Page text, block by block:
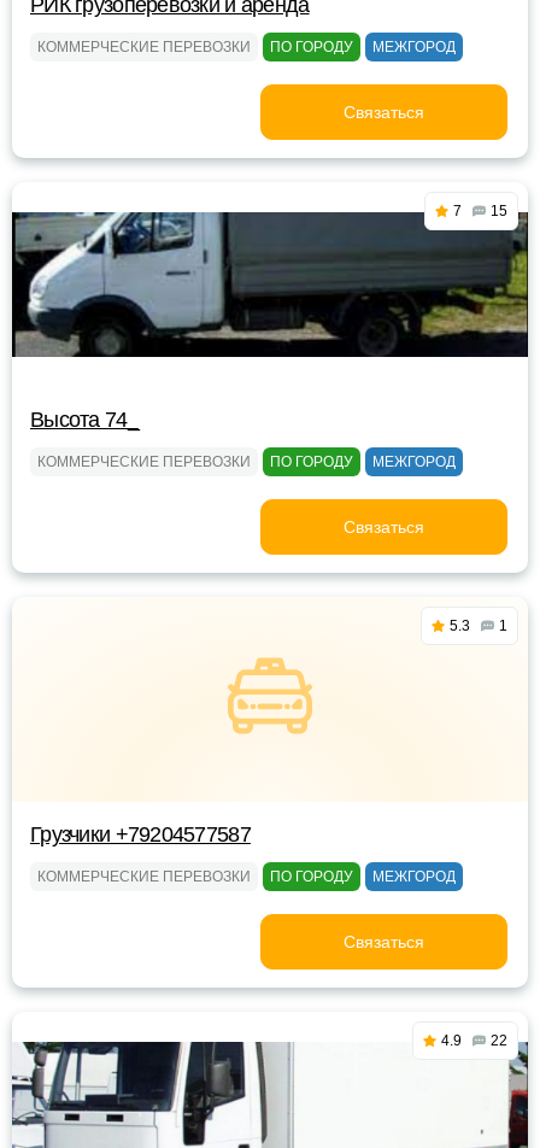
РИК грузоперевозки и аренда
КОММЕРЧЕСКИЕ ПЕРЕВОЗКИ ПО ГОРОДУ МЕЖГОРОД
Связаться
7 15
Высота 74_
КОММЕРЧЕСКИЕ ПЕРЕВОЗКИ ПО ГОРОДУ МЕЖГОРОД
Связаться
5.3 1
Грузчики +79204577587
КОММЕРЧЕСКИЕ ПЕРЕВОЗКИ ПО ГОРОДУ МЕЖГОРОД
Связаться
4.9 22